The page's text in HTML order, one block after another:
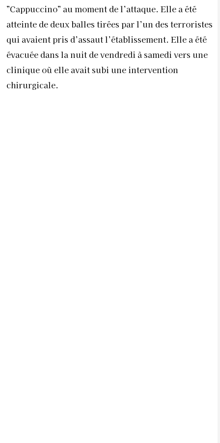
”Cappuccino” au moment de l’attaque. Elle a été
atteinte de deux balles tirées par l’un des terroristes
qui avaient pris d’assaut l’établissement. Elle a été
évacuée dans la nuit de vendredi à samedi vers une
clinique où elle avait subi une intervention
chirurgicale.